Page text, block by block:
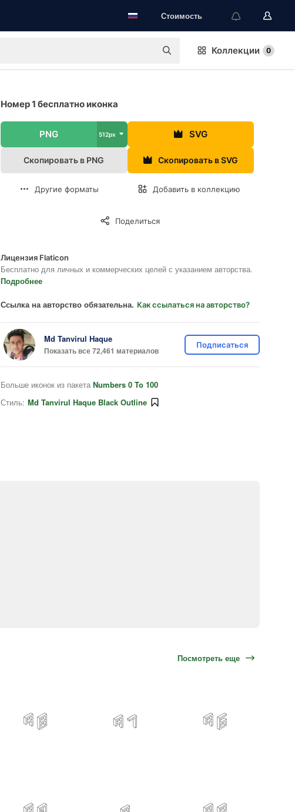
Стоимость
Коллекции 0
Номер 1 бесплатно иконка
PNG 512px SVG
Скопировать в PNG Скопировать в SVG
Другие форматы Добавить в коллекцию
Поделиться
Лицензия Flaticon
Бесплатно для личных и коммерческих целей с указанием авторства.
Подробнее
Ссылка на авторство обязательна. Как ссылаться на авторство?
Md Tanvirul Haque
Показать все 72,461 материалов
Подписаться
Больше иконок из пакета Numbers 0 To 100
Стиль: Md Tanvirul Haque Black Outline
Посмотреть еще